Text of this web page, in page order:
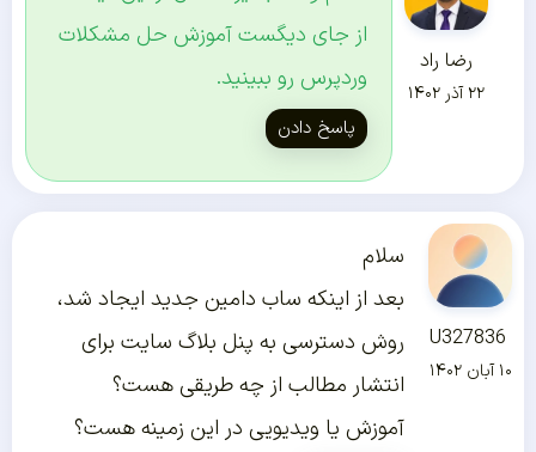
رضا راد
۲۲ آذر ۱۴۰۲
از جای دیگست آموزش حل مشکلات
وردپرس رو ببینید.
پاسخ دادن
U327836
۱۰ آبان ۱۴۰۲
سلام
بعد از اینکه ساب دامین جدید ایجاد شد،
روش دسترسی به پنل بلاگ سایت برای
انتشار مطالب از چه طریقی هست؟
آموزش یا ویدیویی در این زمینه هست؟